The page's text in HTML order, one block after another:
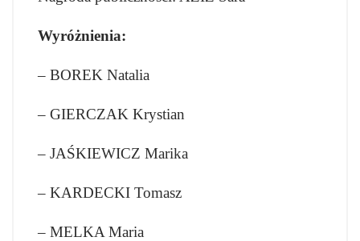
Wyróżnienia:
– BOREK Natalia
– GIERCZAK Krystian
– JAŚKIEWICZ Marika
– KARDECKI Tomasz
– MELKA Maria